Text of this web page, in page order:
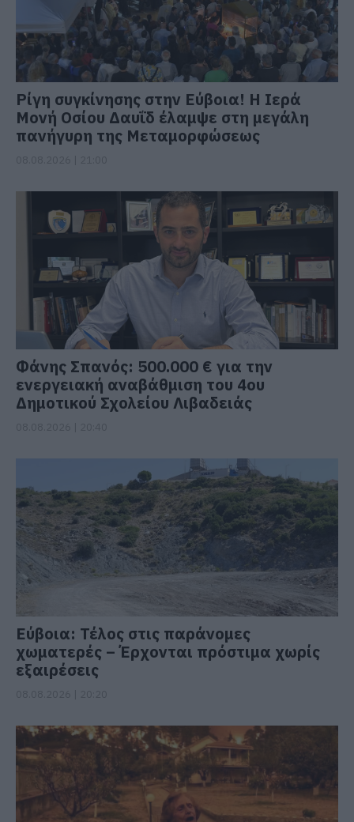
Ρίγη συγκίνησης στην Εύβοια! Η Ιερά
Μονή Οσίου Δαυΐδ έλαμψε στη μεγάλη
πανήγυρη της Μεταμορφώσεως
Φάνης Σπανός: 500.000 € για την
ενεργειακή αναβάθμιση του 4ου
Δημοτικού Σχολείου Λιβαδειάς
Εύβοια: Τέλος στις παράνομες
χωματερές – Έρχονται πρόστιμα χωρίς
εξαιρέσεις